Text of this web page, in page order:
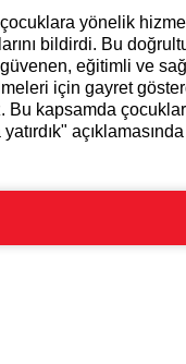
çocuklara yönelik
bildirdi. Bu
eğitimli ve
için gayret
kapsamda